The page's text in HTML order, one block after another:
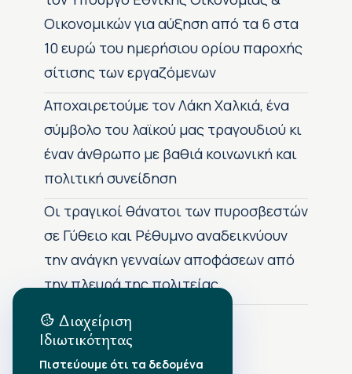
Οικονομικών για αύξηση από τα 6 στα
10 ευρώ του ημερήσιου ορίου παροχής
σίτισης των εργαζόμενων
Αποχαιρετούμε τον Λάκη Χαλκιά, ένα
σύμβολο του λαϊκού μας τραγουδιού κι
έναν άνθρωπο με βαθιά κοινωνική και
πολιτική συνείδηση
Οι τραγικοί θάνατοι των πυροσβεστών
σε Γύθειο και Ρέθυμνο αναδεικνύουν
την ανάγκη γενναίων αποφάσεων από
την πλευρά της πολιτείας
Αρχείο Δημοσιεύσεων
Διαχείριση
Ιδιωτικότητας
Πιστεύουμε ότι τα δεδομένα